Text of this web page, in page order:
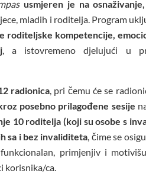
usmjeren je na
mladih i roditelja. Program
roditeljske kompetencije,
, a istovremeno djelujući u
radionica, pri čemu će se
posebno prilagođene sesije
10 roditelja (koji su osobe s
sa i bez invaliditeta, čime se
primjenjiv i
korisnika/ca.